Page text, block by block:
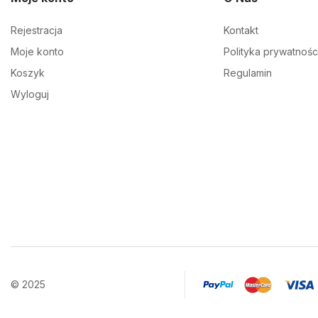
Rejestracja
Moje konto
Koszyk
Wyloguj
Kontakt
Polityka
Regulamin
© 2025